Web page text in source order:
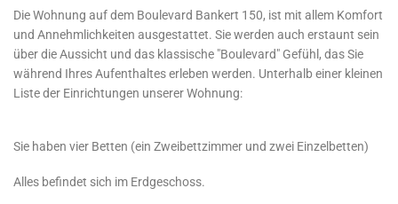
Die Wohnung auf dem Boulevard Bankert 150, ist mit allem Komfort
und Annehmlichkeiten ausgestattet. Sie werden auch erstaunt sein
über die Aussicht und das klassische "Boulevard" Gefühl, das Sie
während Ihres Aufenthaltes erleben werden. Unterhalb einer kleinen
Liste der Einrichtungen unserer Wohnung:
Sie haben vier Betten (ein Zweibettzimmer und zwei Einzelbetten)
Alles befindet sich im Erdgeschoss.